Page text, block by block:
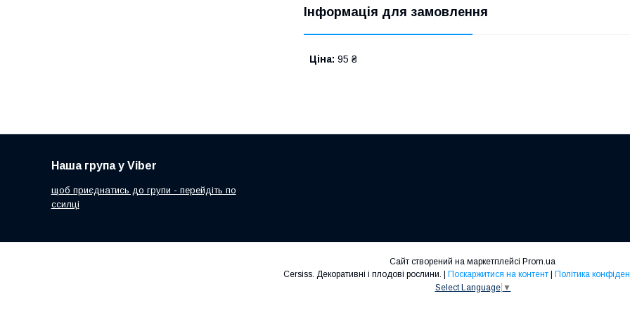
Інформація для замовлення
Ціна: 95 ₴
Наша група у Viber
щоб приєднатись до групи - перейдіть по
ссилці
Сайт створений на маркетплейсі Prom.ua
Cersiss. Декоративні і плодові рослини. | Поскаржитися на контент | Політика
Select Language ▼